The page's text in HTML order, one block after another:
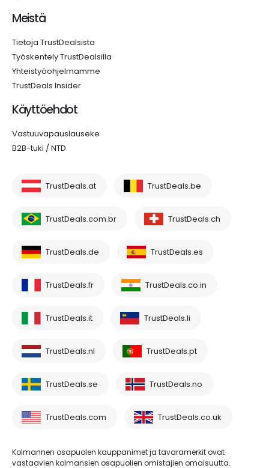
Meistä
Tietoja TrustDealsista
Työskentely TrustDealsilla
Yhteistyöohjelmamme
TrustDeals Insider
Käyttöehdot
Vastuuvapauslauseke
B2B-tuki / NTD
TrustDeals.at TrustDeals.be
TrustDeals.com.br TrustDeals.ch
TrustDeals.de TrustDeals.es
TrustDeals.fr TrustDeals.co.in
TrustDeals.it TrustDeals.li
TrustDeals.nl TrustDeals.pt
TrustDeals.se TrustDeals.no
TrustDeals.com TrustDeals.co.uk
Kolmannen osapuolen kauppanimet ja tavaramerkit ovat
vastaavien kolmansien osapuolien omistajien omaisuutta.